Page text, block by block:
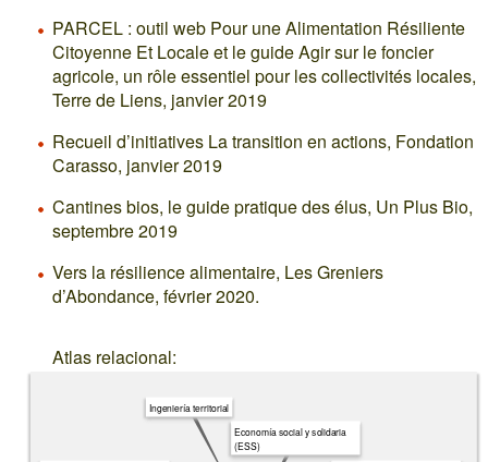
PARCEL : outil web Pour une Alimentation Résiliente
Citoyenne Et Locale et le guide Agir sur le foncier
agricole, un rôle essentiel pour les collectivités locales,
Terre de Liens, janvier 2019
Recueil d’initiatives La transition en actions, Fondation
Carasso, janvier 2019
Cantines bios, le guide pratique des élus, Un Plus Bio,
septembre 2019
Vers la résilience alimentaire, Les Greniers
d’Abondance, février 2020.
Atlas relacional:
Economía social y solidaria
(ESS)
Ingeniería territorial